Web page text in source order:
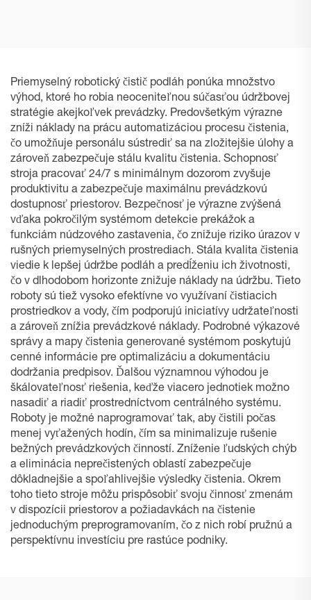
Priemyselný robotický čistič podláh ponúka množstvo
výhod, ktoré ho robia neoceniteľnou súčasťou údržbovej
stratégie akejkoľvek prevádzky. Predovšetkým výrazne
zníži náklady na prácu automatizáciou procesu čistenia,
čo umožňuje personálu sústrediť sa na zložitejšie úlohy a
zároveň zabezpečuje stálu kvalitu čistenia. Schopnosť
stroja pracovať 24/7 s minimálnym dozorom zvyšuje
produktivitu a zabezpečuje maximálnu prevádzkovú
dostupnosť priestorov. Bezpečnosť je výrazne zvýšená
vďaka pokročilým systémom detekcie prekážok a
funkciám núdzového zastavenia, čo znižuje riziko úrazov v
rušných priemyselných prostrediach. Stála kvalita čistenia
viedie k lepšej údržbe podláh a predĺženiu ich životnosti,
čo v dlhodobom horizonte znižuje náklady na údržbu. Tieto
roboty sú tiež vysoko efektívne vo využívaní čistiacich
prostriedkov a vody, čím podporujú iniciatívy udržateľnosti
a zároveň znížia prevádzkové náklady. Podrobné výkazové
správy a mapy čistenia generované systémom poskytujú
cenné informácie pre optimalizáciu a dokumentáciu
dodržania predpisov. Ďalšou významnou výhodou je
škálovateľnosť riešenia, keďže viacero jednotiek možno
nasadiť a riadiť prostredníctvom centrálného systému.
Roboty je možné naprogramovať tak, aby čistili počas
menej vyťažených hodín, čím sa minimalizuje rušenie
bežných prevádzkových činností. Zníženie ľudských chýb
a eliminácia neprečistených oblastí zabezpečuje
dôkladnejšie a spoľahlivejšie výsledky čistenia. Okrem
toho tieto stroje môžu prispôsobiť svoju činnosť zmenám
v dispozícii priestorov a požiadavkách na čistenie
jednoduchým preprogramovaním, čo z nich robí pružnú a
perspektívnu investíciu pre rastúce podniky.